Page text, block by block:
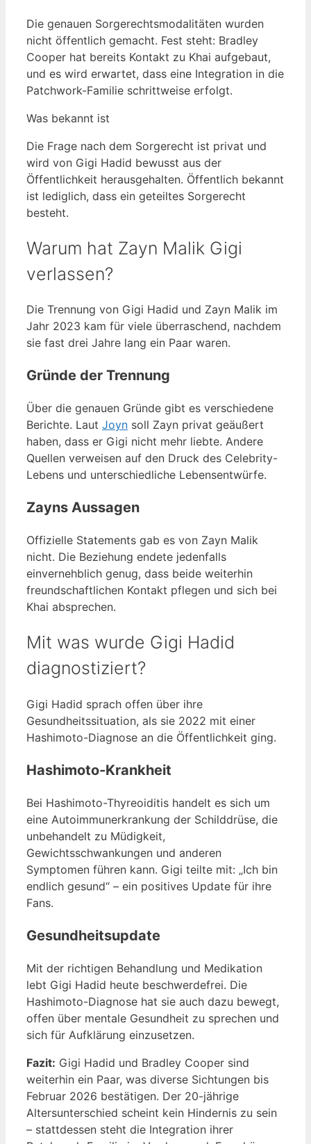
Die genauen Sorgerechtsmodalitäten wurden
nicht öffentlich gemacht. Fest steht: Bradley
Cooper hat bereits Kontakt zu Khai aufgebaut,
und es wird erwartet, dass eine Integration in die
Patchwork-Familie schrittweise erfolgt.
Was bekannt ist
Die Frage nach dem Sorgerecht ist privat und
wird von Gigi Hadid bewusst aus der
Öffentlichkeit herausgehalten. Öffentlich bekannt
ist lediglich, dass ein geteiltes Sorgerecht
besteht.
Warum hat Zayn Malik Gigi
verlassen?
Die Trennung von Gigi Hadid und Zayn Malik im
Jahr 2023 kam für viele überraschend, nachdem
sie fast drei Jahre lang ein Paar waren.
Gründe der Trennung
Über die genauen Gründe gibt es verschiedene
Berichte. Laut Joyn soll Zayn privat geäußert
haben, dass er Gigi nicht mehr liebte. Andere
Quellen verweisen auf den Druck des Celebrity-
Lebens und unterschiedliche Lebensentwürfe.
Zayns Aussagen
Offizielle Statements gab es von Zayn Malik
nicht. Die Beziehung endete jedenfalls
einvernehblich genug, dass beide weiterhin
freundschaftlichen Kontakt pflegen und sich bei
Khai absprechen.
Mit was wurde Gigi Hadid
diagnostiziert?
Gigi Hadid sprach offen über ihre
Gesundheitssituation, als sie 2022 mit einer
Hashimoto-Diagnose an die Öffentlichkeit ging.
Hashimoto-Krankheit
Bei Hashimoto-Thyreoiditis handelt es sich um
eine Autoimmunerkrankung der Schilddrüse, die
unbehandelt zu Müdigkeit,
Gewichtsschwankungen und anderen
Symptomen führen kann. Gigi teilte mit: „Ich bin
endlich gesund“ – ein positives Update für ihre
Fans.
Gesundheitsupdate
Mit der richtigen Behandlung und Medikation
lebt Gigi Hadid heute beschwerdefrei. Die
Hashimoto-Diagnose hat sie auch dazu bewegt,
offen über mentale Gesundheit zu sprechen und
sich für Aufklärung einzusetzen.
Fazit: Gigi Hadid und Bradley Cooper sind
weiterhin ein Paar, was diverse Sichtungen bis
Februar 2026 bestätigen. Der 20-jährige
Altersunterschied scheint kein Hindernis zu sein
– stattdessen steht die Integration ihrer